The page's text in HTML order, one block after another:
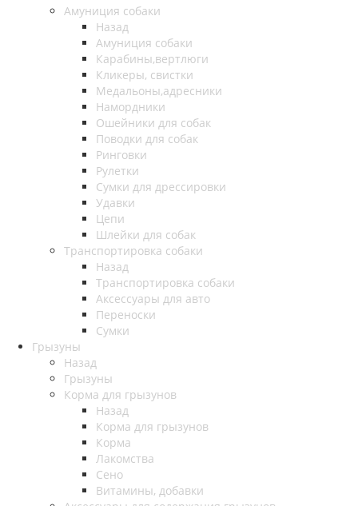
Амуниция собаки
Назад
Амуниция собаки
Карабины,вертлюги
Кликеры, свистки
Медальоны,адресники
Намордники
Ошейники для собак
Поводки для собак
Ринговки
Рулетки
Сумки для дрессировки
Удавки
Цепи
Шлейки для собак
Транспортировка собаки
Назад
Транспортировка собаки
Аксессуары для авто
Переноски
Сумки
Грызуны
Назад
Грызуны
Корма для грызунов
Назад
Корма для грызунов
Корма
Лакомства
Сено
Витамины, добавки